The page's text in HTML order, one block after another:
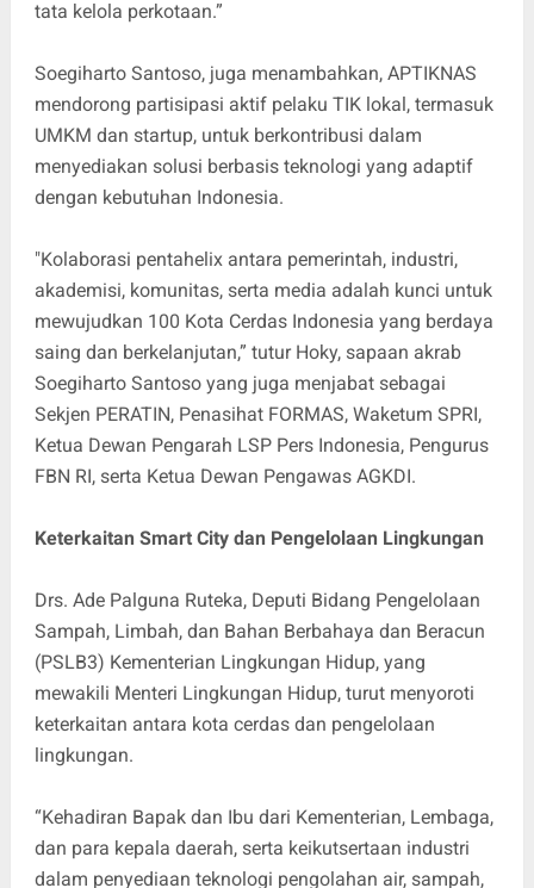
tata kelola perkotaan.”
Soegiharto Santoso, juga menambahkan, APTIKNAS
mendorong partisipasi aktif pelaku TIK lokal, termasuk
UMKM dan startup, untuk berkontribusi dalam
menyediakan solusi berbasis teknologi yang adaptif
dengan kebutuhan Indonesia.
"Kolaborasi pentahelix antara pemerintah, industri,
akademisi, komunitas, serta media adalah kunci untuk
mewujudkan 100 Kota Cerdas Indonesia yang berdaya
saing dan berkelanjutan,” tutur Hoky, sapaan akrab
Soegiharto Santoso yang juga menjabat sebagai
Sekjen PERATIN, Penasihat FORMAS, Waketum SPRI,
Ketua Dewan Pengarah LSP Pers Indonesia, Pengurus
FBN RI, serta Ketua Dewan Pengawas AGKDI.
Keterkaitan Smart City dan Pengelolaan Lingkungan
Drs. Ade Palguna Ruteka, Deputi Bidang Pengelolaan
Sampah, Limbah, dan Bahan Berbahaya dan Beracun
(PSLB3) Kementerian Lingkungan Hidup, yang
mewakili Menteri Lingkungan Hidup, turut menyoroti
keterkaitan antara kota cerdas dan pengelolaan
lingkungan.
“Kehadiran Bapak dan Ibu dari Kementerian, Lembaga,
dan para kepala daerah, serta keikutsertaan industri
dalam penyediaan teknologi pengolahan air, sampah,